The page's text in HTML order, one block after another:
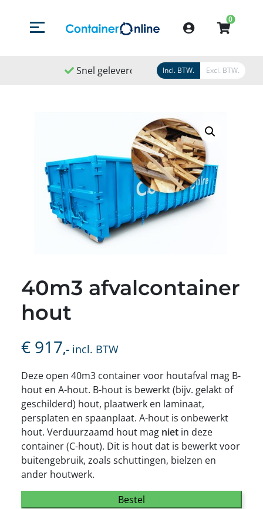
Menu openen/sluiten
Account
0
Snel geleverd Snel geregeld
Incl. BTW. Excl. BTW.
40m3 afvalcontainer
hout
€ 917,- incl. BTW
Deze open 40m3 container voor houtafval mag B-
hout en A-hout. B-hout is bewerkt (bijv. gelakt of
geschilderd) hout, plaatwerk en laminaat,
persplaten en spaanplaat. A-hout is onbewerkt
hout. Verduurzaamd hout mag niet in deze
container (C-hout). Dit is hout dat is bewerkt voor
buitengebruik, zoals schuttingen, bielzen en
ander houtwerk.
Bestel